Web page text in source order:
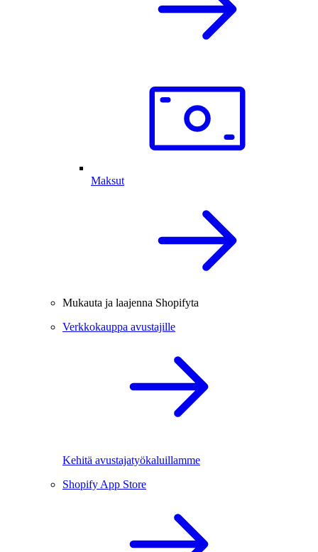
Maksut
Mukauta ja laajenna Shopifyta
Verkkokauppa avustajille
Kehitä avustajatyökaluillamme
Shopify App Store